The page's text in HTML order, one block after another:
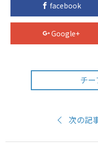
facebook
Google+
チ
次の記